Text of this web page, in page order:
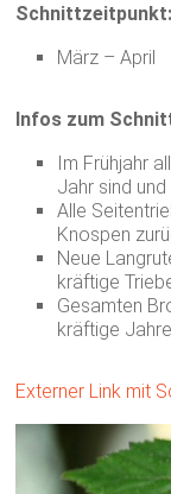
Schnittzeitpunkt:
März – April
Infos zum
Im Frühjahr
Jahr sind
Alle
Knospen
Neue
kräftige
Gesamten
kräftige
Externer Link mit